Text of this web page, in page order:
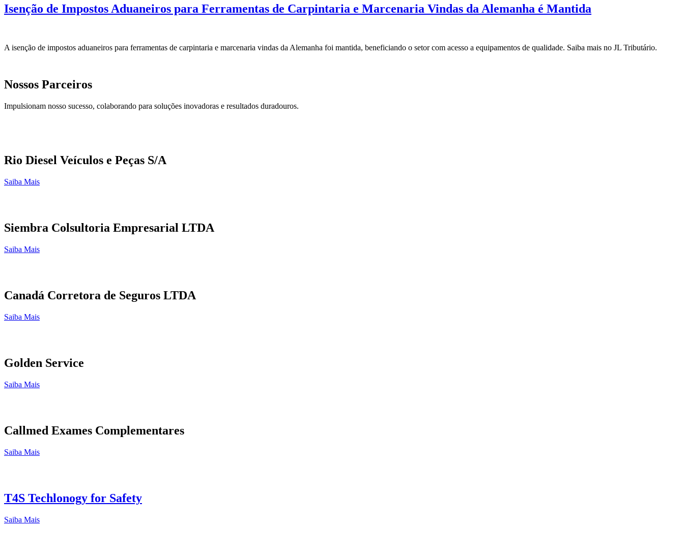
Isenção de Impostos Aduaneiros para Ferramentas de Carpintaria e Marcenaria Vindas da Alemanha é Mantida
A isenção de impostos aduaneiros para ferramentas de carpintaria e marcenaria vindas da Alemanha foi mantida, beneficiando o setor com acesso a equipamentos de qualidade. Saiba mais no JL Tributário.
Nossos Parceiros
Impulsionam nosso sucesso, colaborando para soluções inovadoras e resultados duradouros.
Rio Diesel Veículos e Peças S/A
Saiba Mais
Siembra Colsultoria Empresarial LTDA
Saiba Mais
Canadá Corretora de Seguros LTDA
Saiba Mais
Golden Service
Saiba Mais
Callmed Exames Complementares
Saiba Mais
T4S Techlonogy for Safety
Saiba Mais